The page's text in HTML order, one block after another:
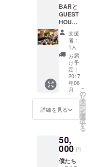
要相談
になり
ます
が、常
識の範
囲内で
あれば
問題あ
りませ
BARと
GUEST
HOUSE
部分を
どっち
も1日貸
し切る
権利（1
回） 泊
まれて
朝まで
飲める
イベン
トがで
きま
程につ
いては
要相談
ですが
支援
者：
1人
お届
け予
定：
2017
年06
月
詳細を見る
こ
の
リ
タ
ー
ン
を
選
択
す
る
50,
000 円
僕たち